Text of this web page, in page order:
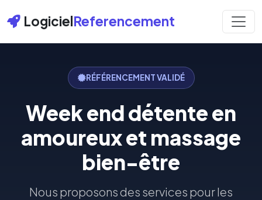
LogicielReferencement
RÉFÉRENCEMENT VALIDÉ
Week end détente en
amoureux et massage
bien-être
Nous proposons des services pour les